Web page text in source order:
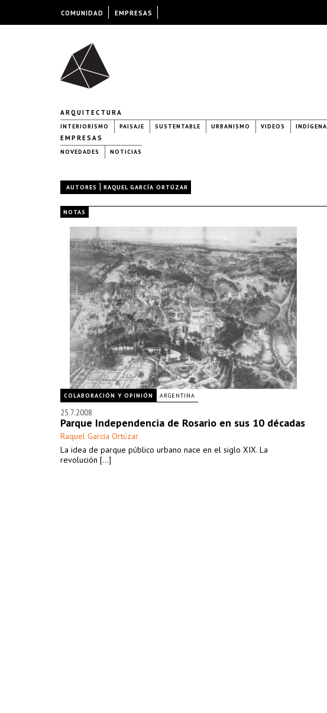
ARQUITECTURA
INTERIORISMO PAISAJE SUSTENTABLE URBANISMO VIDEOS INDÍGENA
EMPRESAS
NOVEDADES NOTICIAS
AUTORES | RAQUEL GARCÍA ORTÚZAR
NOTAS
COLABORACIÓN Y OPINIÓN ARGENTINA
25.7.2008
Parque Independencia de Rosario en sus 10 décadas
Raquel García Ortúzar
La idea de parque público urbano nace en el siglo XIX. La
revolución [...]
COMUNIDAD EMPRESAS